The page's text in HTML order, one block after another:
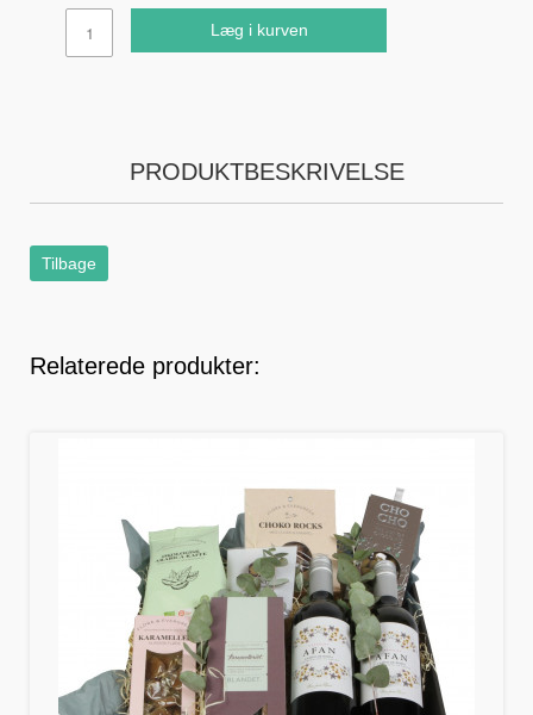
Læg i kurven
PRODUKTBESKRIVELSE
Tilbage
Relaterede produkter: